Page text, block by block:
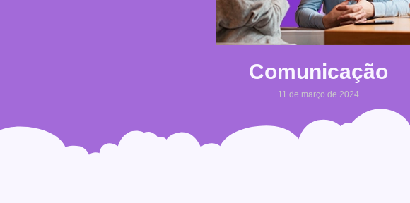
Comunicação
11 de março de 2024